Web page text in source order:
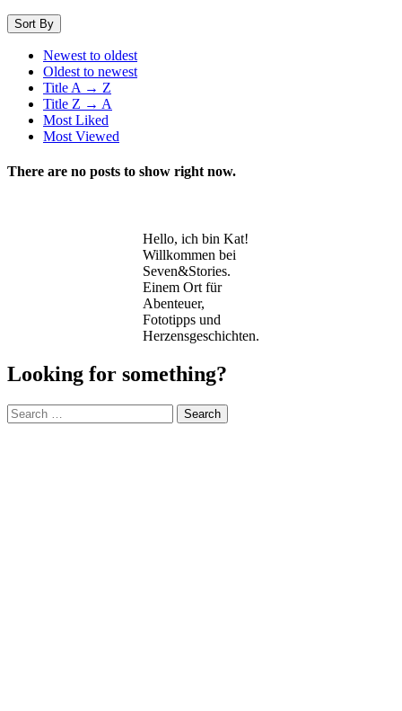
Sort By
Newest to oldest
Oldest to newest
Title A → Z
Title Z → A
Most Liked
Most Viewed
There are no posts to show right now.
Hello, ich bin Kat!
Willkommen bei
Seven&Stories.
Einem Ort für
Abenteuer,
Fototipps und
Herzensgeschichten.
Looking for something?
Search